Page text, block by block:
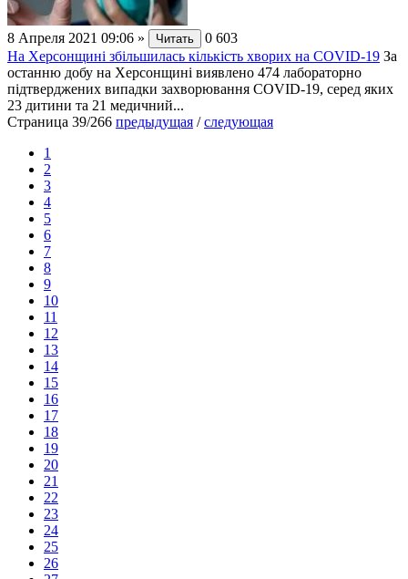
8 Апреля 2021 09:06 » Читать 0 603
На Херсонщині збільшилась кількість хворих на СОVID-19 За
останню добу на Херсонщині виявлено 474 лабораторно
підтверджених випадки захворювання СОVID-19, серед яких
23 дитини та 21 медичний...
Страница 39/266 предыдущая /следующая
1
2
3
4
5
6
7
8
9
10
11
12
13
14
15
16
17
18
19
20
21
22
23
24
25
26